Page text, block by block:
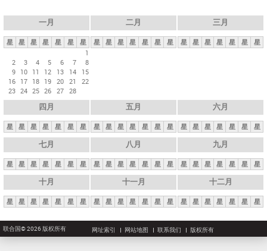
一月
星 星 星 星 星 星
星
1
2
3 4 5 6 7
8
9 10 11 12 13 14
15
16 17 18 19 20 21
22
23 24 25 26 27 28
二月
星 星 星 星 星 星 星
三月
星 星 星 星 星 星 星
四月
星 星 星 星 星 星 星
五月
星 星 星 星 星 星 星
六月
星 星 星 星 星 星 星
七月
星 星 星 星 星 星 星
八月
星 星 星 星 星 星 星
九月
星 星 星 星 星 星 星
十月
星 星 星 星 星 星 星
十一月
星 星 星 星 星 星 星
十二月
星 星 星 星 星 星 星
联合国© 2026 版权所有 网址索引 网站地图 联系我们 版权所有